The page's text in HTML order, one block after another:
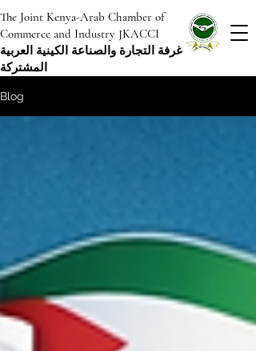
The Joint Kenya-Arab Chamber of
Commerce and Industry JKACCI
غرفة التجارة والصناعة الكينية العربية
المشتركة
Blog